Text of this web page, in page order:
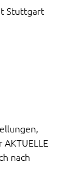
Stuttgart
nach